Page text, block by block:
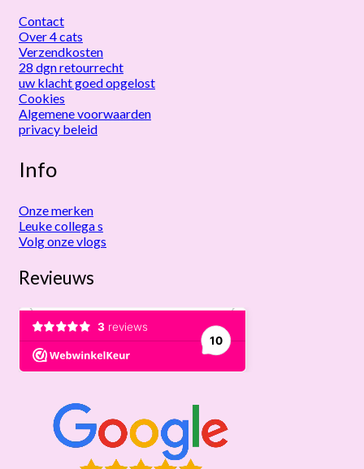
Contact
Over 4 cats
Verzendkosten
28 dgn retourrecht
uw klacht goed opgelost
Cookies
Algemene voorwaarden
privacy beleid
Info
Onze merken
Leuke collega s
Volg onze vlogs
Revieuws